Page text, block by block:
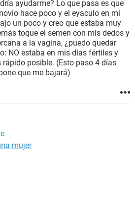
ayudarme? Lo que pasa es que
hace poco y el eyaculo en mi
un poco y creo que estaba muy
toque el semen con mis dedos y
a la vagina, ¿puedo quedar
NO estaba en mis días fértiles y
posible. (Esto paso 4 días
que me bajará)
mujer